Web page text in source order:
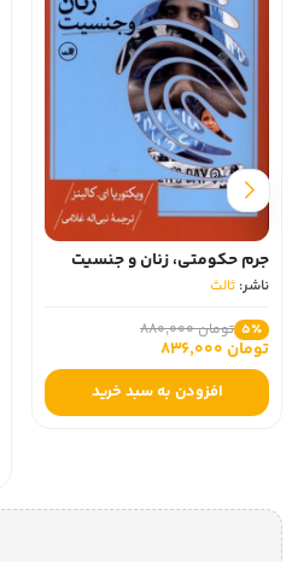
جرم حکومتی، زنان و جنسیت
ناشر: ثالث
5٪ تومان 880,000
تومان 836,000
افزودن به سبد خرید